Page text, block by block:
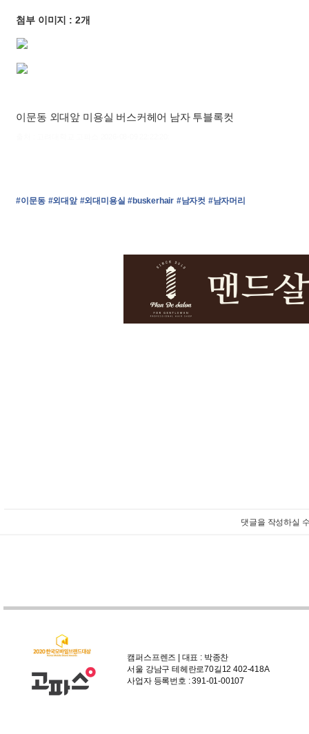
첨부 이미지 : 2개
이문동 외대앞 미용실 버스커헤어 남자 투블록컷
#이문동 #외대앞 #외대미용실 #buskerhair #남자컷 #남자머리
댓글을 작성하실
캠퍼스프렌즈 | 대표 : 박종찬
서울 강남구 테헤란로70길12 402-418A
사업자 등록번호 : 391-01-00107